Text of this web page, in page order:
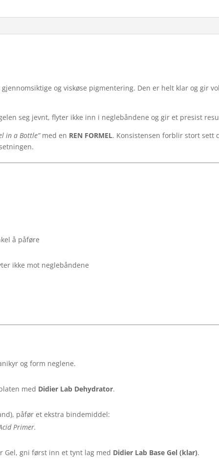
og viskøse pigmentering. Den er helt klar og gir
seg jevnt, flyter ikke inn i neglebåndene og gir et presist
in a Bottle”med en REN FORMEL. Konsistensen forblir stort sett
å påføre
ikke mot neglebåndene
og form neglene.
med Didier Lab Dehydrator.
påfør et ekstra bindemiddel:
Primer.
Gel, gni først inn et tynt lag med Didier Lab Base Gel (klar).